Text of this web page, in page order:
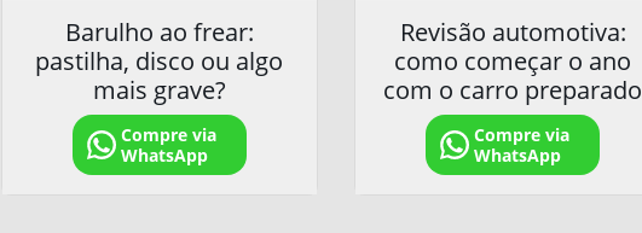
Barulho ao frear:
pastilha, disco ou algo
mais grave?
Compre via
WhatsApp
Revisão automotiva:
como começar o ano
com o carro preparado
Compre via
WhatsApp